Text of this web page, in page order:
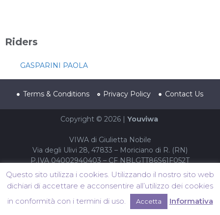
Riders
GASPARINI PAOLA
Terms & Conditions Privacy Policy Contact Us
Copyright © 2026 | Youviwa
VIWA di Giulietta Nobile
Via degli Ulivi 28, 47833 – Moriciano di R. (RN)
P.IVA 04002940403 – CF NBLGTT86S61F052T
Questo sito utilizza i cookies. Utilizzando il nostro sito web
dichiari di accettare e acconsentire all’utilizzo dei cookies
in conformità con i termini di uso.
Accetta Informativa